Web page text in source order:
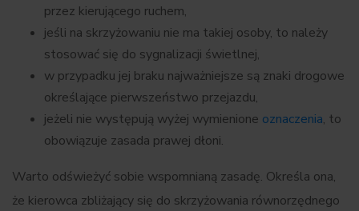
przez kierującego ruchem,
jeśli na skrzyżowaniu nie ma takiej osoby, to należy
stosować się do sygnalizacji świetlnej,
w przypadku jej braku najważniejsze są znaki drogowe
określające pierwszeństwo przejazdu,
jeżeli nie występują wyżej wymienione oznaczenia, to
obowiązuje zasada prawej dłoni.
Warto odświeżyć sobie wspomnianą zasadę. Określa ona,
że kierowca zbliżający się do skrzyżowania równorzędnego